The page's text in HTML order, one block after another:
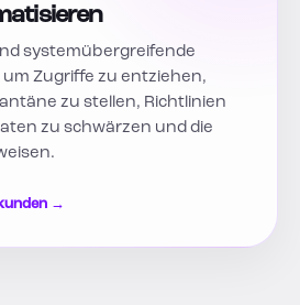
systemübergreifende
Zugriffe zu entziehen,
zu stellen, Richtlinien
zu schwärzen und die
→